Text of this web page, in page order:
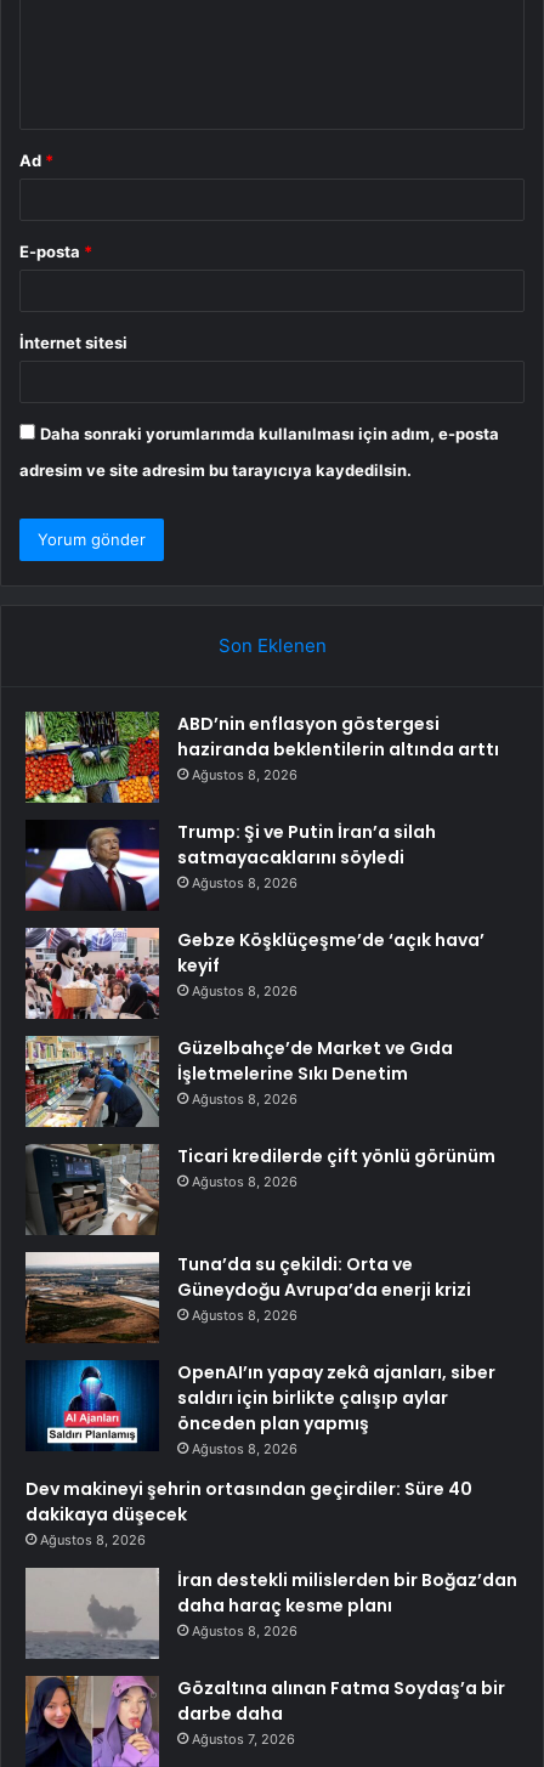
Ad *
E-posta *
İnternet sitesi
Daha sonraki yorumlarımda kullanılması için adım, e-posta
adresim ve site adresim bu tarayıcıya kaydedilsin.
Son Eklenen
ABD’nin enflasyon göstergesi
haziranda beklentilerin altında arttı
Ağustos 8, 2026
Trump: Şi ve Putin İran’a silah
satmayacaklarını söyledi
Ağustos 8, 2026
Gebze Köşklüçeşme’de ‘açık hava’
keyif
Ağustos 8, 2026
Güzelbahçe’de Market ve Gıda
İşletmelerine Sıkı Denetim
Ağustos 8, 2026
Ticari kredilerde çift yönlü görünüm
Ağustos 8, 2026
Tuna’da su çekildi: Orta ve
Güneydoğu Avrupa’da enerji krizi
Ağustos 8, 2026
OpenAI’ın yapay zekâ ajanları, siber
saldırı için birlikte çalışıp aylar
önceden plan yapmış
Ağustos 8, 2026
Dev makineyi şehrin ortasından geçirdiler: Süre 40
dakikaya düşecek
Ağustos 8, 2026
İran destekli milislerden bir Boğaz’dan
daha haraç kesme planı
Ağustos 8, 2026
Gözaltına alınan Fatma Soydaş’a bir
darbe daha
Ağustos 7, 2026